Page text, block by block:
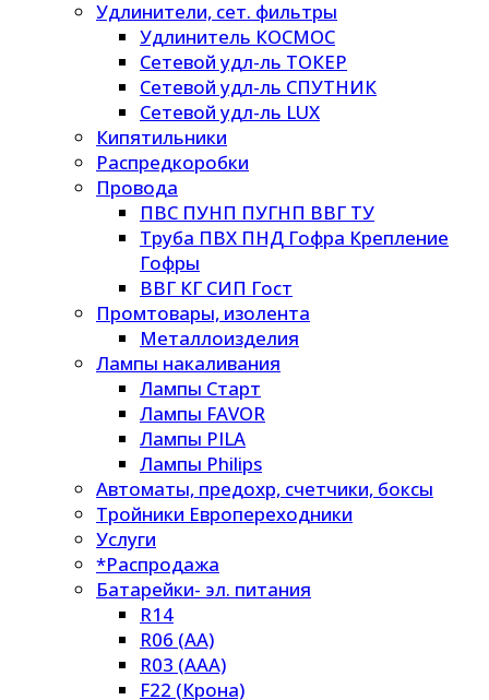
Удлинители, сет. фильтры
Удлинитель КОСМОС
Сетевой удл-ль ТОКЕР
Сетевой удл-ль СПУТНИК
Сетевой удл-ль LUX
Кипятильники
Распредкоробки
Провода
ПВС ПУНП ПУГНП ВВГ ТУ
Труба ПВХ ПНД Гофра Крепление
Гофры
ВВГ КГ СИП Гост
Промтовары, изолента
Металлоизделия
Лампы накаливания
Лампы Старт
Лампы FAVOR
Лампы PILA
Лампы Philips
Автоматы, предохр, счетчики, боксы
Тройники Европереходники
Услуги
*Распродажа
Батарейки- эл. питания
R14
R06 (AA)
R03 (AAA)
F22 (Крона)